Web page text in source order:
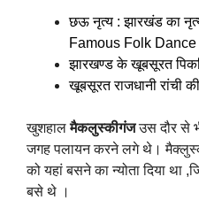
छऊ नृत्य : झारखंड का
Famous Folk
झारखण्ड के खूबसूरत
खूबसूरत राजधानी रांची
खुशहालमैकलुस्कीगंजउस दौर से
जगह पलायन करने लगे थे।
को यहां बसने का न्योता दिया
बसे थे ।